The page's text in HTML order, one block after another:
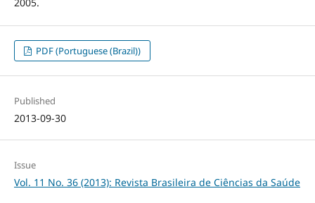
PDF (Portuguese (Brazil))
Published
2013-09-30
Issue
Vol. 11 No. 36 (2013): Revista Brasileira de Ciências da Saúde